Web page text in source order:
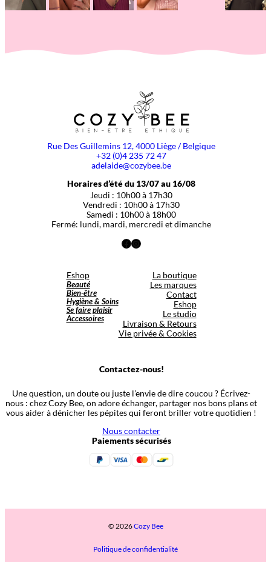
Rue Des Guillemins 12, 4000 Liège / Belgique
+32 (0)4 235 72 47
adelaide@cozybee.be
Horaires d’été du 13/07 au 16/08
Jeudi : 10h00 à 17h30
Vendredi : 10h00 à 17h30
Samedi : 10h00 à 18h00
Fermé: lundi, mardi, mercredi et dimanche
Facebook
Instagram
Eshop
Beauté
Bien-être
Hygiène & Soins
Se faire plaisir
Accessoires
La boutique
Les marques
Contact
Eshop
Le studio
Livraison & Retours
Vie privée & Cookies
Contactez-nous!
Une question, un doute ou juste l’envie de dire coucou ? Écrivez-
nous : chez Cozy Bee, on adore échanger, partager nos bons plans et
vous aider à dénicher les pépites qui feront briller votre quotidien !
Nous contacter
Paiements sécurisés
© 2026Cozy Bee
Politique de confidentialité